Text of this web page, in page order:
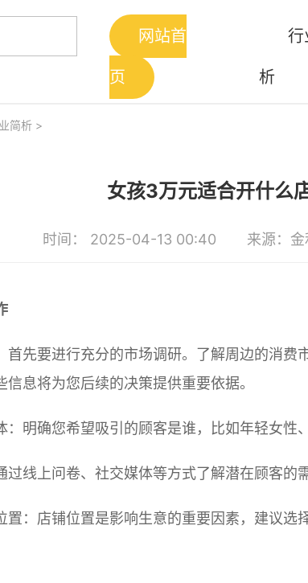
网站首
页
行
析
简析 >
女孩3万元适合开什么
时间： 2025-04-13 00:40 来源：
首先要进行充分的市场调研。了解周边的消费
信息将为您后续的决策提供重要依据。
：明确您希望吸引的顾客是谁，比如年轻女性
过线上问卷、社交媒体等方式了解潜在顾客的需
置：店铺位置是影响生意的重要因素，建议选